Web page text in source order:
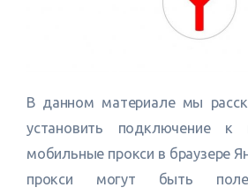
В данном материале мы
установить подключение к
мобильные прокси в браузере
прокси могут быть